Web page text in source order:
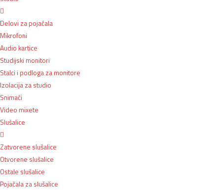
Delovi za pojačala
Mikrofoni
Audio kartice
Studijski monitori
Stalci i podloga za monitore
Izolacija za studio
Snimači
Video mixete
Slušalice
Zatvorene slušalice
Otvorene slušalice
Ostale slušalice
Pojačala za slušalice